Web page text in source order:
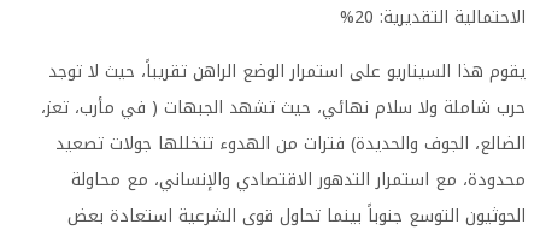
الاحتمالية التقديرية: 20%
يقوم هذا السيناريو على استمرار الوضع الراهن تقريباً، حيث لا توجد
حرب شاملة ولا سلام نهائي، حيث تشهد الجبهات ( في مأرب، تعز،
الضالع، الجوف والحديدة) فترات من الهدوء تتخللها جولات تصعيد
محدودة، مع استمرار التدهور الاقتصادي والإنساني، مع محاولة
الحوثيون التوسع جنوباً بينما تحاول قوى الشرعية استعادة بعض